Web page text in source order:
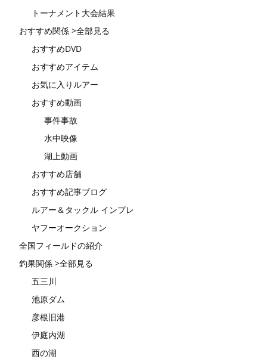
トーナメント大会結果
おすすめ関係 >全部見る
おすすめDVD
おすすめアイテム
お気に入りルアー
おすすめ動画
事件事故
水中映像
湖上動画
おすすめ店舗
おすすめ記事ブログ
ルアー＆タックル インプレ
ヤフーオークション
全国フィールドの紹介
釣果関係 >全部見る
五三川
池原ダム
彦根旧港
伊庭内湖
西の湖